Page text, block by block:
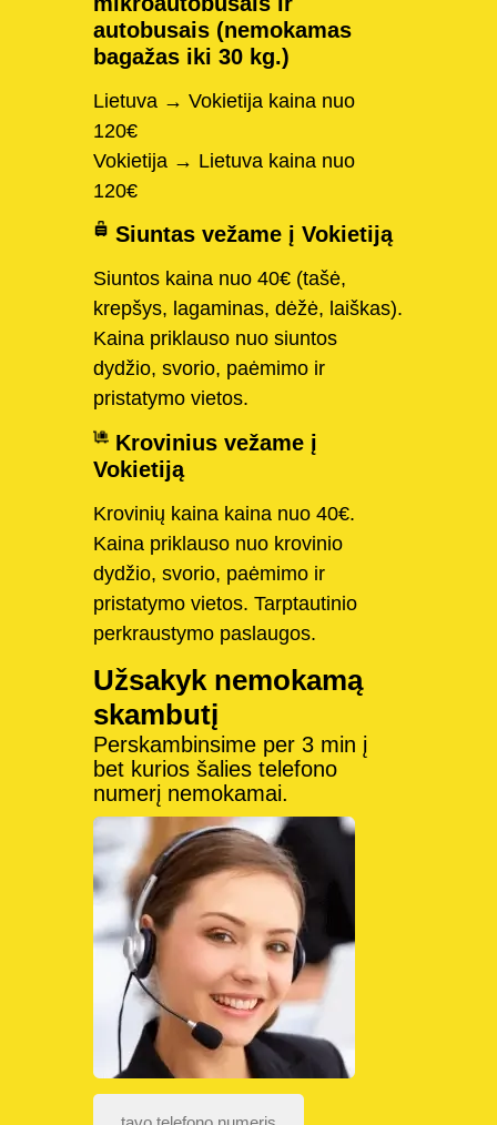
autobusais (nemokamas
bagažas iki 30 kg.)
Lietuva → Vokietija kaina nuo
120€
Vokietija → Lietuva kaina nuo
120€
Siuntas vežame į Vokietiją
Siuntos kaina nuo 40€ (tašė,
krepšys, lagaminas, dėžė, laiškas).
Kaina priklauso nuo siuntos
dydžio, svorio, paėmimo ir
pristatymo vietos.
Krovinius vežame į
Vokietiją
Krovinių kaina kaina nuo 40€.
Kaina priklauso nuo krovinio
dydžio, svorio, paėmimo ir
pristatymo vietos. Tarptautinio
perkraustymo paslaugos.
Užsakyk nemokamą
skambutį
Perskambinsime per 3 min į
bet kurios šalies telefono
numerį nemokamai.